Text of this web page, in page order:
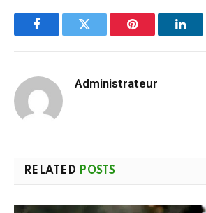
FacebookTwitter Pinterest
Administrateur
RELATED POSTS